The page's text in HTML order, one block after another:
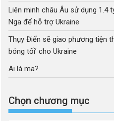
Liên minh châu Âu sử dụng 1.4
Nga để hỗ trợ Ukraine
Thụy Điển sẽ giao phương tiện
bóng tối’ cho Ukraine
Ai là ma?
Chọn chương mục